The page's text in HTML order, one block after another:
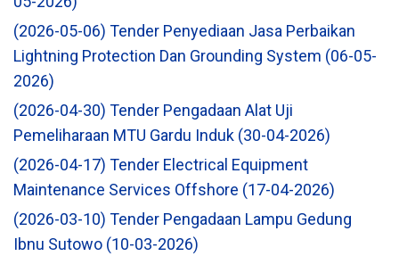
(2026-05-06) Tender Penyediaan Jasa Perbaikan
Lightning Protection Dan Grounding System (06-05-
2026)
(2026-04-30) Tender Pengadaan Alat Uji
Pemeliharaan MTU Gardu Induk (30-04-2026)
(2026-04-17) Tender Electrical Equipment
Maintenance Services Offshore (17-04-2026)
(2026-03-10) Tender Pengadaan Lampu Gedung
Ibnu Sutowo (10-03-2026)